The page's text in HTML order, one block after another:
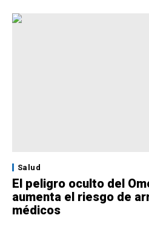
Salud
El peligro oculto del
aumenta el riesgo de
médicos